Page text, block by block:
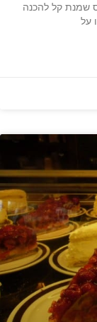
שמנת קל להכנה
על